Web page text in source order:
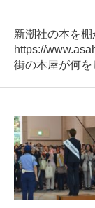
新潮社の本を
https://
街の本屋が何